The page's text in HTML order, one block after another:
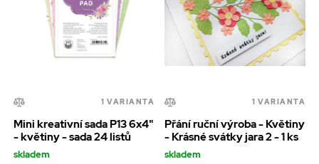
1 VARIANTA
Mini kreativní sada P13 6x4"
- květiny - sada 24 listů
skladem
1 VARIANTA
Přání ruční výroba - Květiny
- Krásné svátky jara 2 - 1 ks
skladem